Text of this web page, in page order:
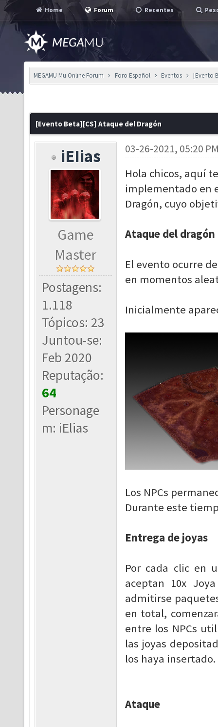
Home Forum Recentes
MEGAMU Mu Online Forum Foro Español Eventos [Evento
[Evento Beta][CS] Ataque del Dragón
iEIias
Game
Master
Postagens:
1.118
Tópicos: 23
Juntou-se:
Feb 2020
Reputação:
64
Personage
m: iElias
03-26-2021, 05:20
Hola chicos, aquí
implementado en
Dragón, cuyo
Ataque del dragón
El evento ocurre
en momentos
Inicialmente
Los NPCs
Durante este
Entrega de joyas
Por cada clic en
aceptan 10x
admitirse
en total,
entre los NPCs
las joyas
los haya insertado.
Ataque